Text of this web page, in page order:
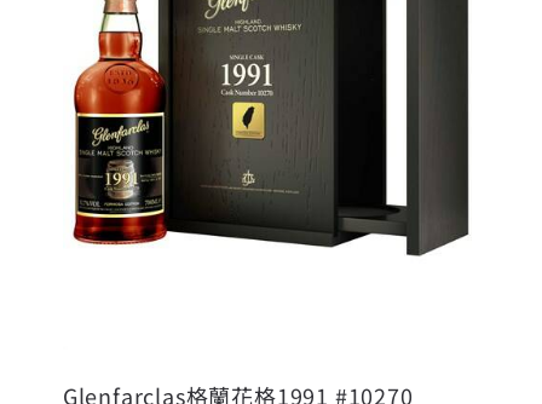
Glenfarclas格蘭花格1991 #10270